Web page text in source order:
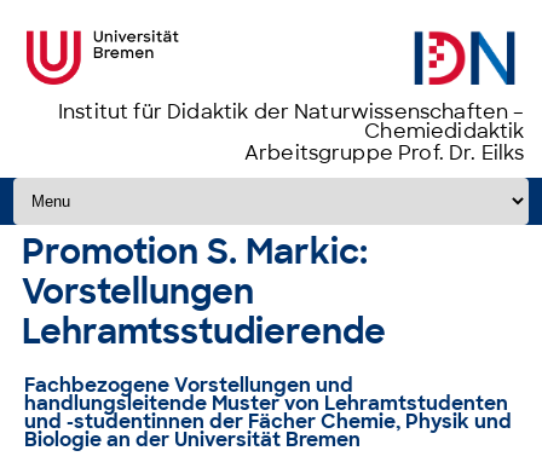
Institut für Didaktik der Naturwissenschaften –
Chemiedidaktik
Arbeitsgruppe Prof. Dr. Eilks
Zum Inhalt springen
Promotion S. Markic:
Vorstellungen
Lehramtsstudierende
Fachbezogene Vorstellungen und
handlungsleitende Muster von Lehramtstudenten
und -studentinnen der Fächer Chemie, Physik und
Biologie an der Universität Bremen